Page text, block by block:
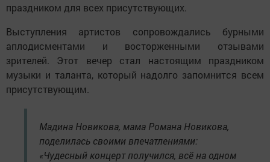
праздником для всех присутствующих.
Выступления артистов сопровождались бурными
аплодисментами и восторженными отзывами
зрителей. Этот вечер стал настоящим праздником
музыки и таланта, который надолго запомнится всем
присутствующим.
Мадина Новикова, мама Романа Новикова,
поделилась своими впечатлениями:
«Чудесный концерт получился, всё на одном